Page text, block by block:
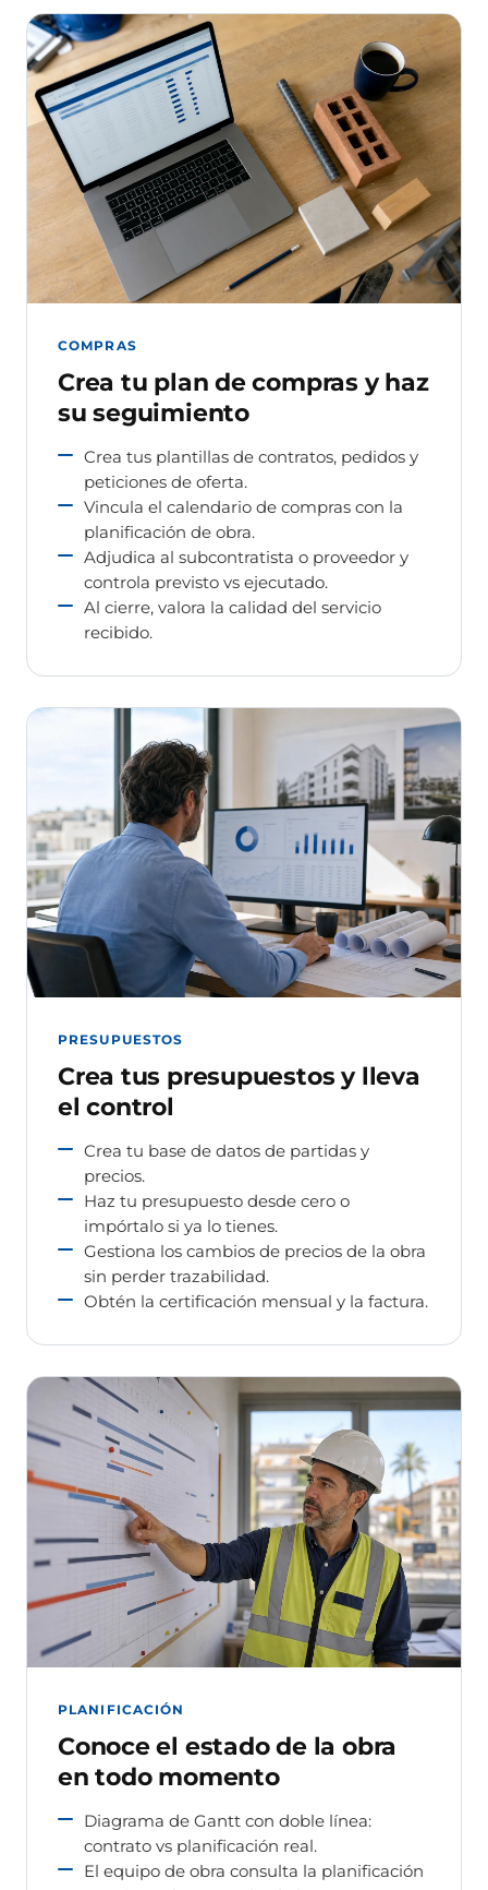
COMPRAS
Crea tu plan de compras y haz
su seguimiento
Crea tus plantillas de contratos, pedidos y
peticiones de oferta.
Vincula el calendario de compras con la
planificación de obra.
Adjudica al subcontratista o proveedor y
controla previsto vs ejecutado.
Al cierre, valora la calidad del servicio
recibido.
PRESUPUESTOS
Crea tus presupuestos y lleva
el control
Crea tu base de datos de partidas y
precios.
Haz tu presupuesto desde cero o
impórtalo si ya lo tienes.
Gestiona los cambios de precios de la obra
sin perder trazabilidad.
Obtén la certificación mensual y la factura.
PLANIFICACIÓN
Conoce el estado de la obra
en todo momento
Diagrama de Gantt con doble línea:
contrato vs planificación real.
El equipo de obra consulta la planificación